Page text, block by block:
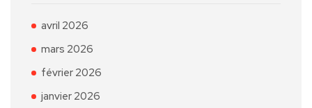
avril 2026
mars 2026
février 2026
janvier 2026